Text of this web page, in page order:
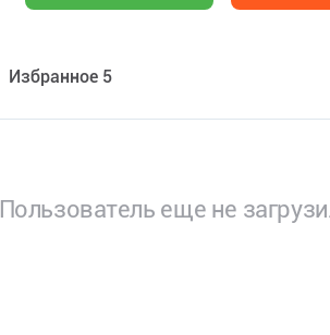
Избранное 5
Пользователь еще не